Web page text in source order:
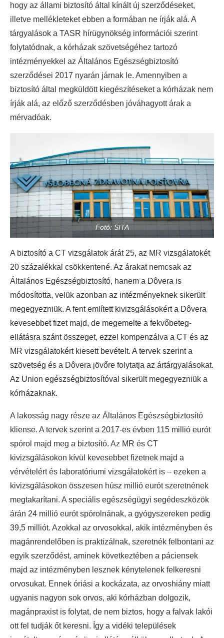
hogy az állami biztosító által kínált új szerződéseket,
illetve mellékleteket ebben a formában ne írják alá. A
tárgyalások a TASR hírügynökség információi szerint
folytatódnak, a kórházak szövetségéhez tartozó
intézményekkel az Általános Egészségbiztosító
szerződései 2017 nyarán járnak le. Amennyiben a
biztosító által megküldött kiegészítéseket a kórházak nem
írják alá, az előző szerződésben jóváhagyott árak a
mérvadóak.
Fotó: SITA
A biztosító a CT vizsgálatok árát 25, az MR vizsgálatokét
20 százalékkal csökkentené. Az árakat nemcsak az
Általános Egészségbiztosító, hanem a Dôvera is
módosította, velük azonban az intézményeknek sikerült
megegyezniük. A fent említett kivizsgálásokért a Dôvera
kevesebbet fizet majd, de megemelte a fekvőbeteg-
ellátásra szánt összeget, ezzel kompenzálva a CT és az
MR vizsgálatokért kiesett bevételt. A tervek szerint a
szövetség és a Dôvera jövőre folytatja az ártárgyalásokat.
Az Union egészségbiztosítóval sikerült megegyezniük a
kórházaknak.
A lakosság nagy része az Általános Egészségbiztosító
kliense. A tervek szerint a 2017-es évben 115 millió eurót
spórol majd meg a biztosító. Az MR és CT
kivizsgálásokon kívül kevesebbet fizetnek majd a
vérvételért és laboratóriumi vizsgálatokért is – ezeken a
kivizsgálásokon összesen húsz millió eurót szeretnének
megtakarítani. A speciális egészségügyi segédeszközök
árán 24 millió eurót spórolnának, a gyógyszereken pedig
39,5 milliót. Azokkal az orvosokkal, akik intézményben és
magánrendelőben is praktizálnak, szeretnék felbontani az
egyik szerződést, aminek következtében a páciensek
majd az intézményben lesznek kénytelenek felkeresni
orvosukat. Ennek óriási a kockázata, az orvoshiány miatt
ugyanis nagyon sok orvos, aki kórházban dolgozik,
magánpraxist is folytat, de nem biztos, hogy a falvak lakói
ott fel tudják őt keresni. Így a vidéki települések